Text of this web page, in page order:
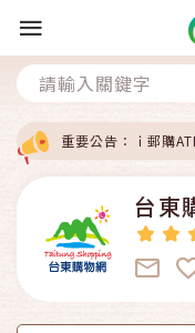
重要公告：ｉ郵購
台東